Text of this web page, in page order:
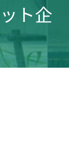
ト企